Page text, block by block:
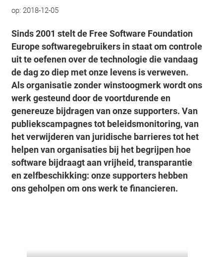
op: 2018-12-05
Sinds 2001 stelt de Free Software Foundation
Europe softwaregebruikers in staat om controle
uit te oefenen over de technologie die vandaag
de dag zo diep met onze levens is verweven.
Als organisatie zonder winstoogmerk wordt ons
werk gesteund door de voortdurende en
genereuze bijdragen van onze supporters. Van
publiekscampagnes tot beleidsmonitoring, van
het verwijderen van juridische barrieres tot het
helpen van organisaties bij het begrijpen hoe
software bijdraagt aan vrijheid, transparantie
en zelfbeschikking: onze supporters hebben
ons geholpen om ons werk te financieren.